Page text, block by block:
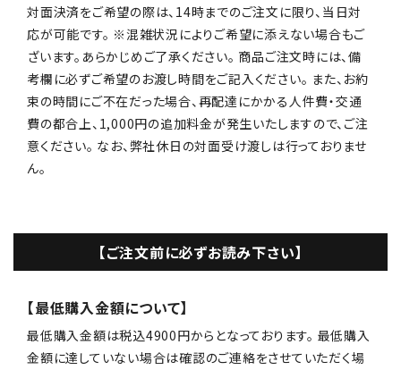
対面決済をご希望の際は、14時までのご注文に限り、当日対
応が可能です。 ※混雑状況によりご希望に添えない場合もご
ざいます。あらかじめご了承ください。 商品ご注文時には、備
考欄に必ずご希望のお渡し時間をご記入ください。 また、お約
束の時間にご不在だった場合、再配達にかかる人件費・交通
費の都合上、1,000円の追加料金が発生いたしますので、ご注
意ください。 なお、弊社休日の対面受け渡しは行っておりませ
ん。
【ご注文前に必ずお読み下さい】
【最低購入金額について】
最低購入金額は税込4900円からとなっております。 最低購入
金額に達していない場合は確認のご連絡をさせていただく場